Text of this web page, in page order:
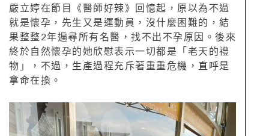
嚴立婷在節目《醫師好辣》回憶起，原以為不過
就是懷孕，先生又是運動員，沒什麼困難的，結
果整整2年遍尋所有名醫，找不出不孕原因。後來
終於自然懷孕的她欣慰表示一切都是「老天的禮
物」，不過，生產過程充斥著重重危機，直呼是
拿命在換。